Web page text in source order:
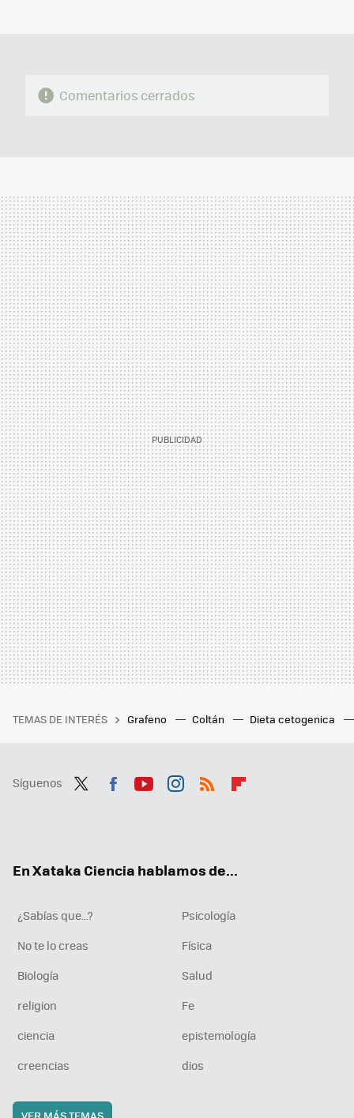
Comentarios cerrados
TEMAS DE INTERÉS Grafeno Coltán Dieta cetogenica
Síguenos
En Xataka Ciencia hablamos de...
¿Sabías que...?
Psicología
No te lo creas
Física
Biología
Salud
religion
Fe
ciencia
epistemología
creencias
dios